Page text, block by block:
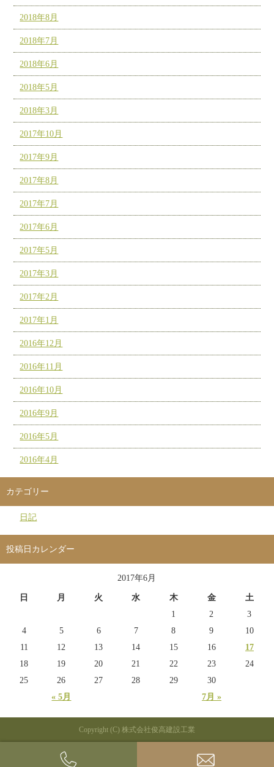
2018年8月
2018年7月
2018年6月
2018年5月
2018年3月
2017年10月
2017年9月
2017年8月
2017年7月
2017年6月
2017年5月
2017年3月
2017年2月
2017年1月
2016年12月
2016年11月
2016年10月
2016年9月
2016年5月
2016年4月
カテゴリー
日記
投稿日カレンダー
2017年6月
日 月 火 水 木 金 土
« 5月 7月 »
1 2
3
4
5 6 7 8 9
10
11
12 13 14 15 16
17
18
19 20 21 22 23
24
25
26 27 28 29 30
Copyright (C) 株式会社俊高建設工業